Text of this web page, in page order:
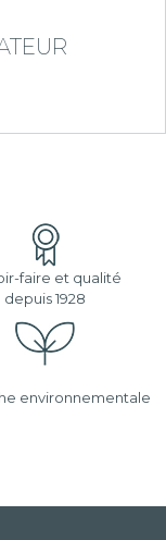
faire et qualité
depuis 1928
environnementale